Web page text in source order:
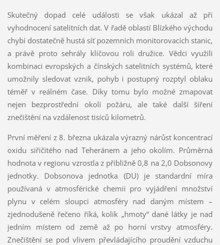
Skutečný dopad celé události se však ukázal až při
vyhodnocení satelitních dat. V řadě oblastí Blízkého východu
chybí dostatečně hustá síť pozemních monitorovacích stanic,
a právě proto sehrály klíčovou roli družice. Vědci využili
kombinaci evropských a čínských satelitních systémů, které
umožnily sledovat vznik, pohyb i postupný rozptyl oblaku
téměř v reálném čase. Díky tomu bylo možné zmapovat
nejen bezprostřední okolí požáru, ale také další šíření
znečištění na vzdálenost tisíců kilometrů.
První měření z 8. března ukázala výrazný nárůst koncentrací
oxidu siřičitého nad Teheránem a jeho okolím. Průměrná
hodnota v regionu vzrostla z přibližně 0,8 na 2,0 Dobsonovy
jednotky. Dobsonova jednotka (DU) je standardní míra
používaná v atmosférické chemii pro vyjádření množství
plynu v celém sloupci atmosféry nad daným místem –
zjednodušeně řečeno říká, kolik „hmoty“ dané látky je nad
jedním místem od země až po horní vrstvy atmosféry.
Znečištění se pod vlivem převládajícího proudění vzduchu